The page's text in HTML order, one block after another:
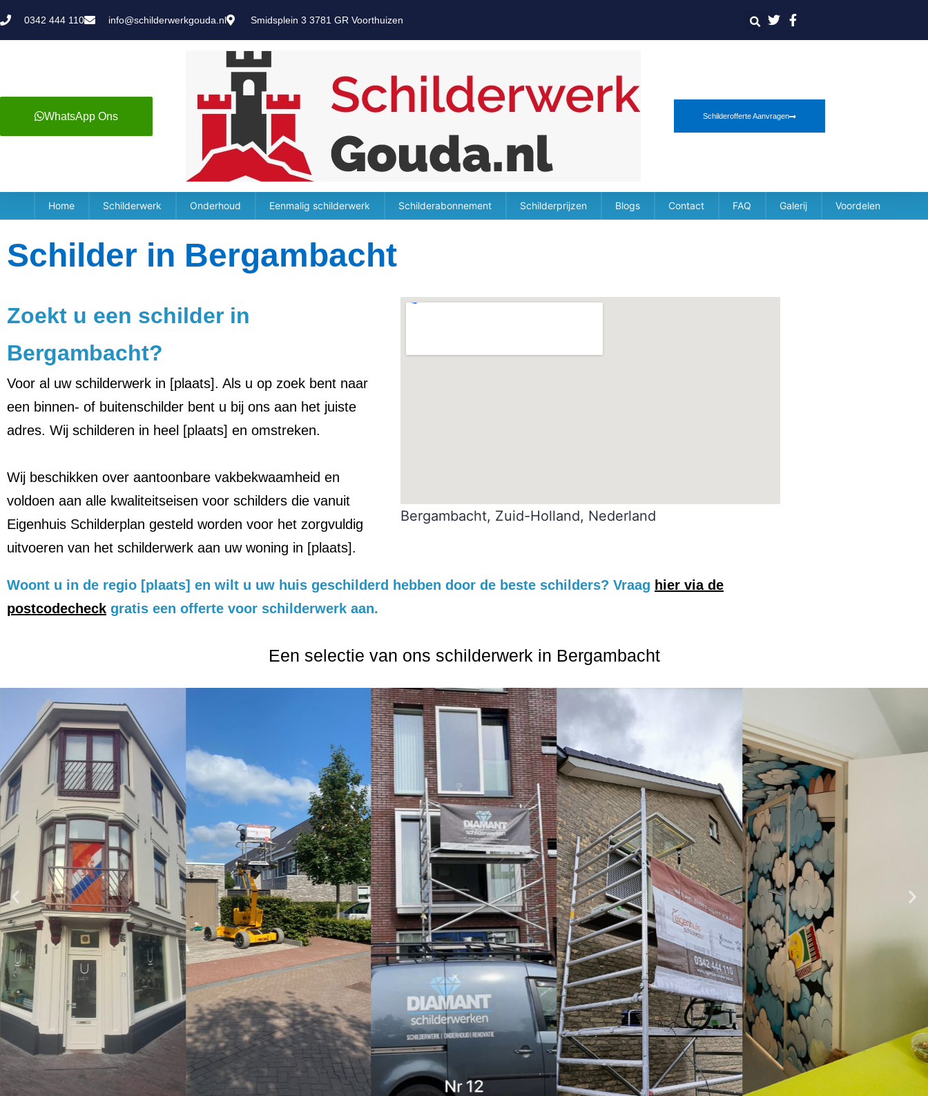
0342 444 110 info@schilderwerkgouda.nl Smidsplein 3 3781 GR Voorthuizen
WhatsApp Ons Schilderofferte Aanvragen
Home Schilderwerk Onderhoud Eenmalig schilderwerk Schilderabonnement Schilderprijzen Blogs Contact FAQ Galerij Voordelen
Schilder in Bergambacht
Zoekt u een schilder in
Bergambacht?
Voor al uw schilderwerk in [plaats]. Als u op zoek bent naar
een binnen- of buitenschilder bent u bij ons aan het juiste
adres. Wij schilderen in heel [plaats] en omstreken.
Wij beschikken over aantoonbare vakbekwaamheid en
voldoen aan alle kwaliteitseisen voor schilders die vanuit
Eigenhuis Schilderplan gesteld worden voor het zorgvuldig
uitvoeren van het schilderwerk aan uw woning in [plaats].
Bergambacht, Zuid-Holland, Nederland
Woont u in de regio [plaats] en wilt u uw huis geschilderd hebben door de beste schilders? Vraag hier via de
postcodecheck gratis een offerte voor schilderwerk aan.
Een selectie van ons schilderwerk in Bergambacht